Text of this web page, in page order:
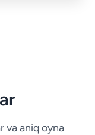
va aniq oyna